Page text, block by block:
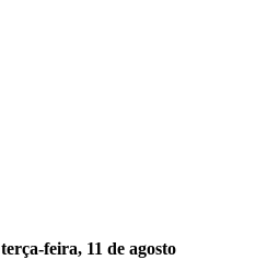
terça-feira, 11 de agosto